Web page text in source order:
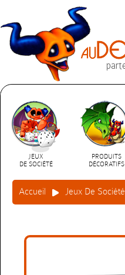
JEUX
DE SOCIÉTÉ
PRODUITS
DÉCORATIFS
Accueil Jeux De Société